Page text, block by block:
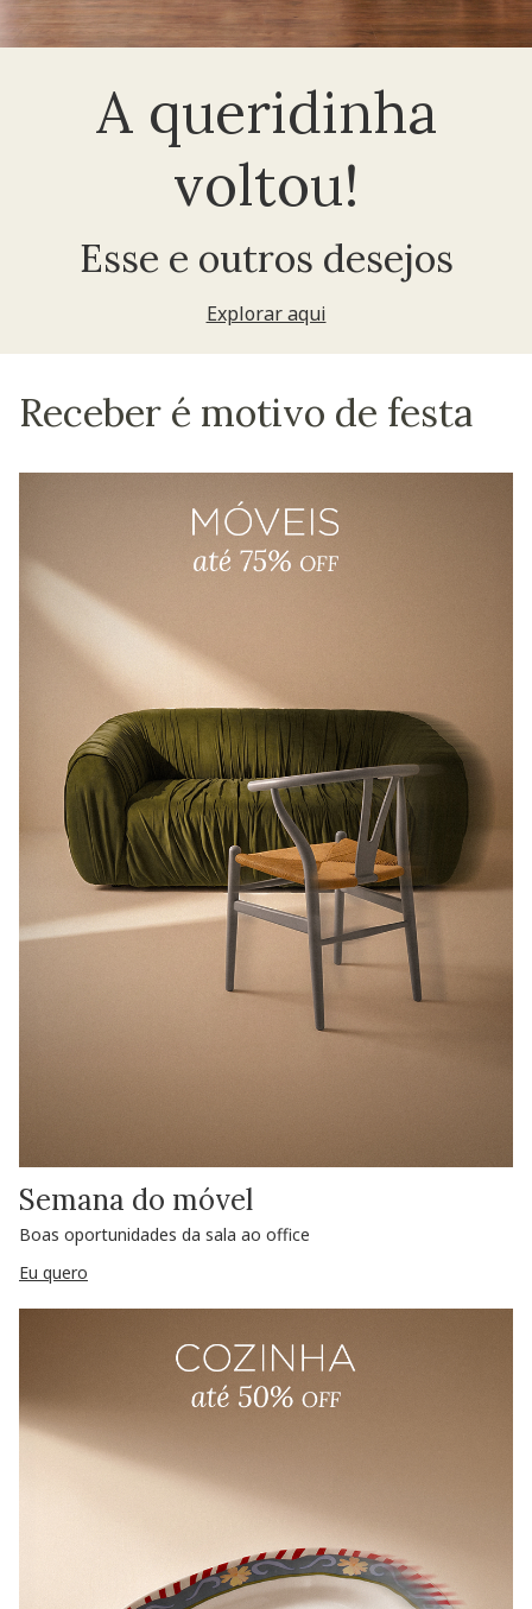
A queridinha
voltou!
Esse e outros desejos
Explorar aqui
Receber é motivo de festa
Semana do móvel
Boas oportunidades da sala ao office
Eu quero